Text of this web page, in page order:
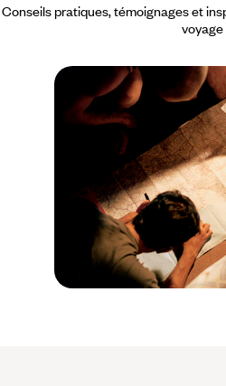
Conseils pratiques, témoignages et
voyage